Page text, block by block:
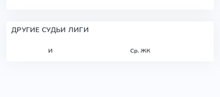
ДРУГИЕ СУДЬИ ЛИГИ
И Ср. ЖК